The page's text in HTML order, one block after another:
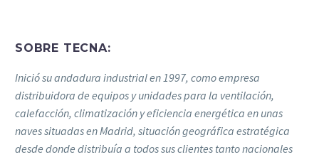
SOBRE TECNA:
Inició su andadura industrial en 1997, como empresa
distribuidora de equipos y unidades para la ventilación,
calefacción, climatización y eficiencia energética en unas
naves situadas en Madrid, situación geográfica estratégica
desde donde distribuía a todos sus clientes tanto nacionales